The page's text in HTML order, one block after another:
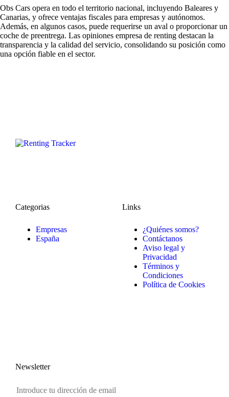
Obs Cars opera en todo el territorio nacional, incluyendo Baleares y
Canarias, y ofrece ventajas fiscales para empresas y autónomos.
Además, en algunos casos, puede requerirse un aval o proporcionar un
coche de preentrega. Las opiniones empresa de renting destacan la
transparencia y la calidad del servicio, consolidando su posición como
una opción fiable en el sector.
Categorias
Empresas
España
Links
¿Quiénes somos?
Contáctanos
Aviso legal y
Privacidad
Términos y
Condiciones
Política de Cookies
Newsletter